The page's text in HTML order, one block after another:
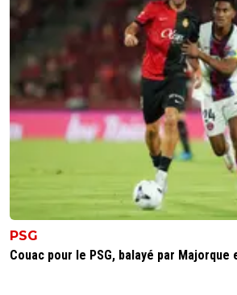
PSG
Couac pour le PSG, balayé par Majorque